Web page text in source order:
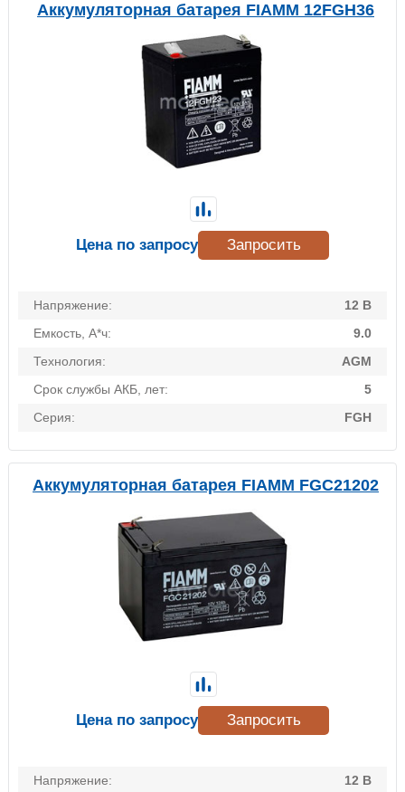
Аккумуляторная батарея FIAMM 12FGH36
Напряжение:
12 В
Емкость, А*ч:
9.0
Технология:
AGM
Срок службы АКБ, лет:
5
Серия:
FGH
Цена по запросу Запросить
Аккумуляторная батарея FIAMM FGC21202
Напряжение: 12 В
Цена по запросу Запросить